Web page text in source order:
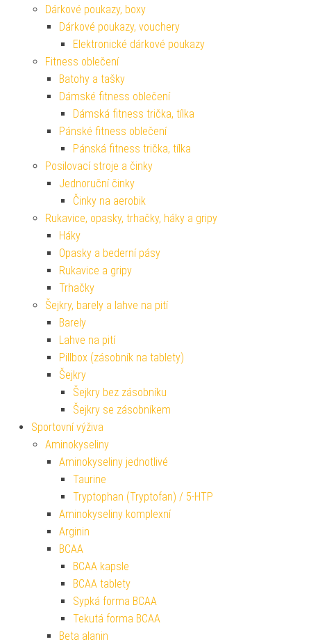
Dárkové poukazy, boxy
Dárkové poukazy, vouchery
Elektronické dárkové poukazy
Fitness oblečení
Batohy a tašky
Dámské fitness oblečení
Dámská fitness trička, tílka
Pánské fitness oblečení
Pánská fitness trička, tílka
Posilovací stroje a činky
Jednoruční činky
Činky na aerobik
Rukavice, opasky, trhačky, háky a gripy
Háky
Opasky a bederní pásy
Rukavice a gripy
Trhačky
Šejkry, barely a lahve na pití
Barely
Lahve na pití
Pillbox (zásobník na tablety)
Šejkry
Šejkry bez zásobníku
Šejkry se zásobníkem
Sportovní výživa
Aminokyseliny
Aminokyseliny jednotlivé
Taurine
Tryptophan (Tryptofan) / 5-HTP
Aminokyseliny komplexní
Arginin
BCAA
BCAA kapsle
BCAA tablety
Sypká forma BCAA
Tekutá forma BCAA
Beta alanin